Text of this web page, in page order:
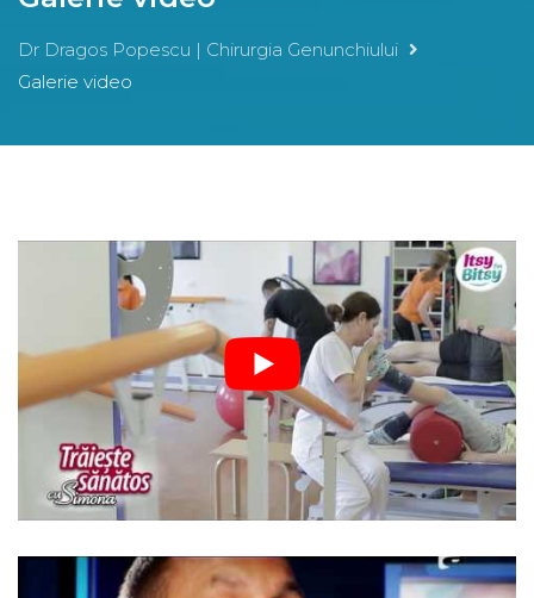
Dr Dragos Popescu | Chirurgia Genunchiului
Galerie video